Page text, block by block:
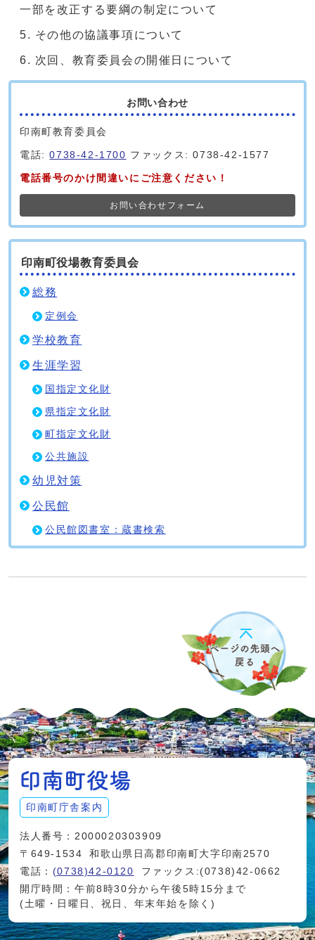
一部を改正する要綱の制定について
その他の協議事項について
次回、教育委員会の開催日について
お問い合わせ
印南町教育委員会
電話:0738-42-1700 ファックス: 0738-42-1577
電話番号のかけ間違いにご注意ください！
お問い合わせフォーム
印南町役場教育委員会
総務
定例会
学校教育
生涯学習
国指定文化財
県指定文化財
町指定文化財
公共施設
幼児対策
公民館
公民館図書室：蔵書検索
印南町庁舎案内
法人番号：2000020303909
〒649-1534
和歌山県日高郡印南町大字印南2570
電話： (0738)42-0120
ファックス:(0738)42-0662
開庁時間：午前8時30分から午後5時15分まで
(土曜・日曜日、祝日、年末年始を除く)